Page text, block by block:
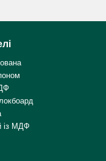
із МДФ